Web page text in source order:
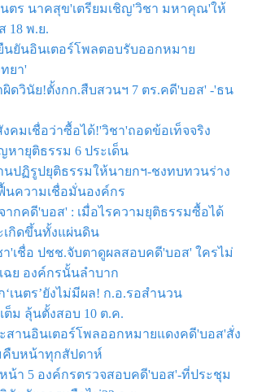
ตร นาคสุข'เตรียมเชิญ'วิชา มหาคุณ'ให้
18 พ.ย.
นยันอินเตอร์โพลตอบรับออกหมาย
ยา'
ดวินัย!ตั้งกก.สืบสวนฯ 7 ตร.คดี'บอส' -'ธน
คมเชื่อว่าซื้อได้!'วิชา'ถอดข้อเท็จจริง
ายุติธรรม 6 ประเด็น
นปฏิรูปยุติธรรมให้นายกฯ-ชงทบทวนร่าง
นความเชื่อมั่นองค์กร
ากคดี'บอส' : เมื่อไรความยุติธรรมซื้อได้
เกิดขึ้นทั้งแผ่นดิน
'เชื่อ ปชช.จับตาดูผลสอบคดี'บอส' ใครไม่
ฉย องค์กรนั้นลำบาก
เนตร’ยังไม่มีผล! ก.อ.รอสำนวน
ต็ม ลุ้นตั้งสอบ 10 ต.ค.
สานอินเตอร์โพลออกหมายแดงคดี'บอส'สั่ง
คืบหน้าทุกสัปดาห์
น้า 5 องค์กรตรวจสอบคดี'บอส'-ที่ประชุม